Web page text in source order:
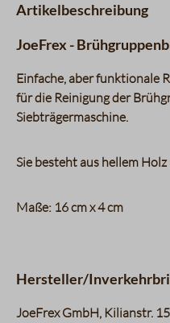
Artikelbeschreibung
JoeFrex -
Einfache, aber funktionale
für die Reinigung der
Siebträgermaschine.
Sie besteht aus hellem
Maße: 16 cm x 4 cm
Hersteller/
JoeFrex GmbH, Kilianstr.